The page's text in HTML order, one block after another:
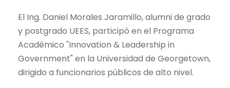
El Ing. Daniel Morales Jaramillo, alumni de grado
y postgrado UEES, participó en el Programa
Académico "Innovation & Leadership in
Government" en la Universidad de Georgetown,
dirigido a funcionarios públicos de alto nivel.